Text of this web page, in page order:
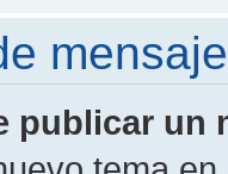
publicar un